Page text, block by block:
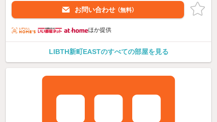
お問い合わせ （無料）
ほか提供
LIBTH新町EASTのすべての部屋を見る